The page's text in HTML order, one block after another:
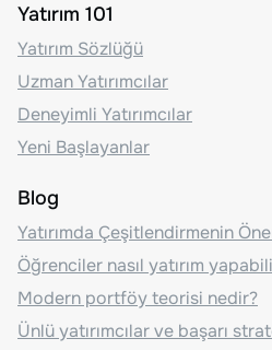
Yatırım 101
Yatırım Sözlüğü
Uzman Yatırımcılar
Deneyimli Yatırımcılar
Yeni Başlayanlar
Blog
Yatırımda Çeşitlendirmenin
Öğrenciler nasıl yatırım
Modern portföy teorisi nedir?
Ünlü yatırımcılar ve başarı